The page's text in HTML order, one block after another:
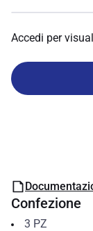
Accedi per
Confezione
3 PZ